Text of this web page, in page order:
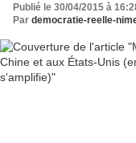
Publié le 30/04/2015 à
Par democratie-reelle-